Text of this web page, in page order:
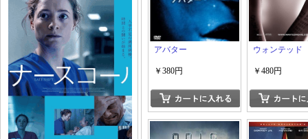
アバター
￥380円
ウォンテッド
￥480円